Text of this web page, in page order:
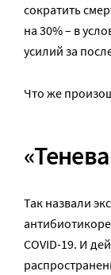
сократить
на 30% – в
усилий за
Что же
Так назвали
COVID-19. И